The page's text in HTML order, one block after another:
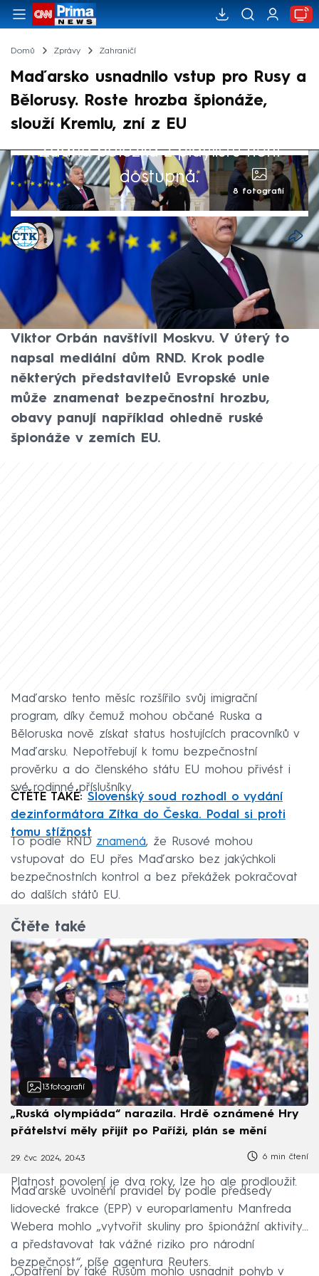
Domů Zprávy Zahraničí
Maďarsko usnadnilo vstup pro Rusy a
Bělorusy. Roste hrozba špionáže,
slouží Kremlu, zní z EU
Žádná položka z playlistu není
dostupná.
8 fotografií
ČTK
Ivana Syrovátková
Akt. 30. čvc 2024, 18:32
• 30. čvc 2024, 17:25
Maďarsko zjednodušilo podmínky vstupu
pro občany Ruska a Běloruska, a to
nedlouho poté, co maďarský premiér
Viktor Orbán navštívil Moskvu. V úterý to
napsal mediální dům RND. Krok podle
některých představitelů Evropské unie
může znamenat bezpečnostní hrozbu,
obavy panují například ohledně ruské
špionáže v zemích EU.
Maďarsko tento měsíc rozšířilo svůj imigrační
program, díky čemuž mohou občané Ruska a
Běloruska nově získat status hostujících pracovníků v
Maďarsku. Nepotřebují k tomu bezpečnostní
prověrku a do členského státu EU mohou přivést i
své rodinné příslušníky.
ČTĚTE TAKÉ: Slovenský soud rozhodl o vydání
dezinformátora Zítka do Česka. Podal si proti
tomu stížnost
To podle RND znamená, že Rusové mohou
vstupovat do EU přes Maďarsko bez jakýchkoli
bezpečnostních kontrol a bez překážek pokračovat
do dalších států EU.
Čtěte také
13 fotografií
„Ruská olympiáda“ narazila. Hrdě oznámené Hry
přátelství měly přijít po Paříži, plán se mění
29. čvc 2024, 20:43 6 min čtení
Platnost povolení je dva roky, lze ho ale prodloužit.
Maďarské uvolnění pravidel by podle předsedy
lidovecké frakce (EPP) v europarlamentu Manfreda
Webera mohlo „vytvořit skuliny pro špionážní aktivity...
a představovat tak vážné riziko pro národní
bezpečnost“, píše agentura Reuters.
„Opatření by také Rusům mohlo usnadnit pohyb v